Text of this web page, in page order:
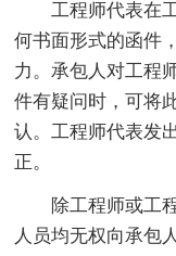
工程师代表在
何书面形式的函件
力。承包人对工程
件有疑问时，可将
认。工程师代表发
正。
除工程师或工
人员均无权向承包